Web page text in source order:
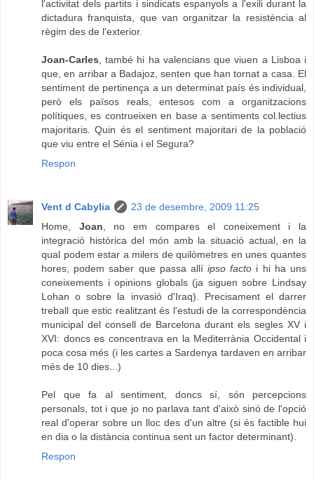
l'activitat dels partits i sindicats espanyols a l'exili durant la
dictadura franquista, que van organitzar la resistència al
règim des de l'exterior.
Joan-Carles , també hi ha valencians que viuen a Lisboa i
que, en arribar a Badajoz, senten que han tornat a casa. El
sentiment de pertinença a un determinat país és individual,
però els països reals, entesos com a organitzacions
polítiques, es contrueixen en base a sentiments col.lectius
majoritaris. Quin és el sentiment majoritari de la població
que viu entre el Sénia i el Segura?
Respon
Vent d Cabylia
23 de desembre, 2009 11:25
Home, Joan , no em compares el coneixement i la
integració històrica del món amb la situació actual, en la
qual podem estar a milers de quilòmetres en unes quantes
hores, podem saber que passa allíipso facto i hi ha uns
coneixements i opinions globals (ja siguen sobre Lindsay
Lohan o sobre la invasió d'Iraq). Precisament el darrer
treball que estic realitzant és l'estudi de la correspondència
municipal del consell de Barcelona durant els segles XV i
XVI: doncs es concentrava en la Mediterrània Occidental i
poca cosa més (i les cartes a Sardenya tardaven en arribar
més de 10 dies...)
Pel que fa al sentiment, doncs sí, són percepcions
personals, tot i que jo no parlava tant d'això sinó de l'opció
real d'operar sobre un lloc des d'un altre (si és factible hui
en dia o la distància continua sent un factor determinant).
Respon